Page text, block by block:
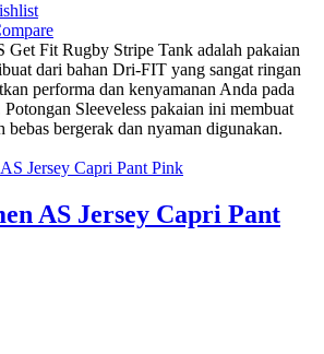
Get Fit Rugby Stripe Tank adalah pakaian
dari bahan Dri-FIT yang sangat ringan
performa dan kenyamanan Anda pada
Potongan Sleeveless pakaian ini membuat
bebas bergerak dan nyaman digunakan.
AS Jersey Capri Pant